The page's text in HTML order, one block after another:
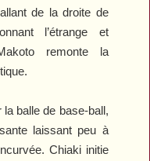
de la droite de
l’étrange et
remonte la
balle de base-ball,
laissant peu à
Chiaki initie